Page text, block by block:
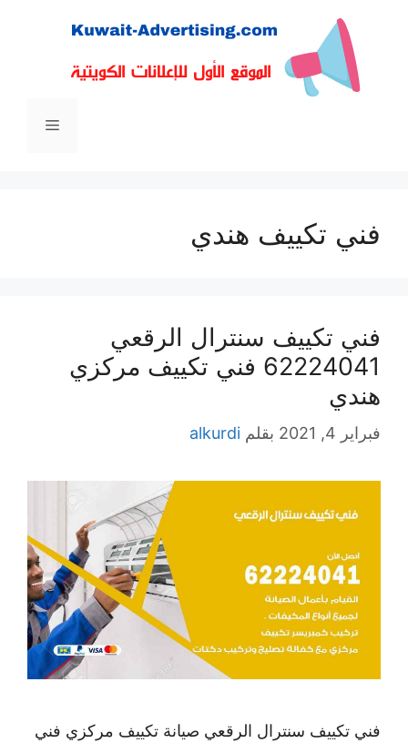
المحتوى
القائمة
فني تكييف هندي
فني تكييف سنترال الرقعي
62224041 فني تكييف مركزي
هندي
فبراير 4, 2021 بقلم alkurdi
فني تكييف سنترال الرقعي صيانة تكييف مركزي فني